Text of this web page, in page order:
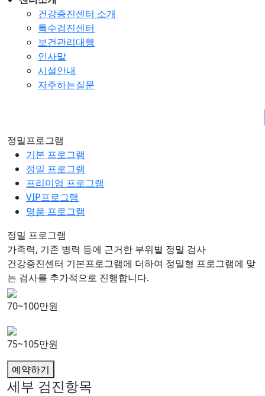
건강증진센터 소개
특수검진센터
보건관리대행
인사말
시설안내
자주하는질문
정밀프로그램
기본 프로그램
정밀 프로그램
프리미엄 프로그램
VIP프로그램
명품 프로그램
정밀 프로그램
가족력, 기존 병력 등에 근거한 부위별 정밀 검사
건강증진센터 기본프로그램에 더하여 정밀형 프로그램에 맞
는 검사를 추가적으로 진행합니다.
70~100만원
75~105만원
예약하기
세부 검진항목